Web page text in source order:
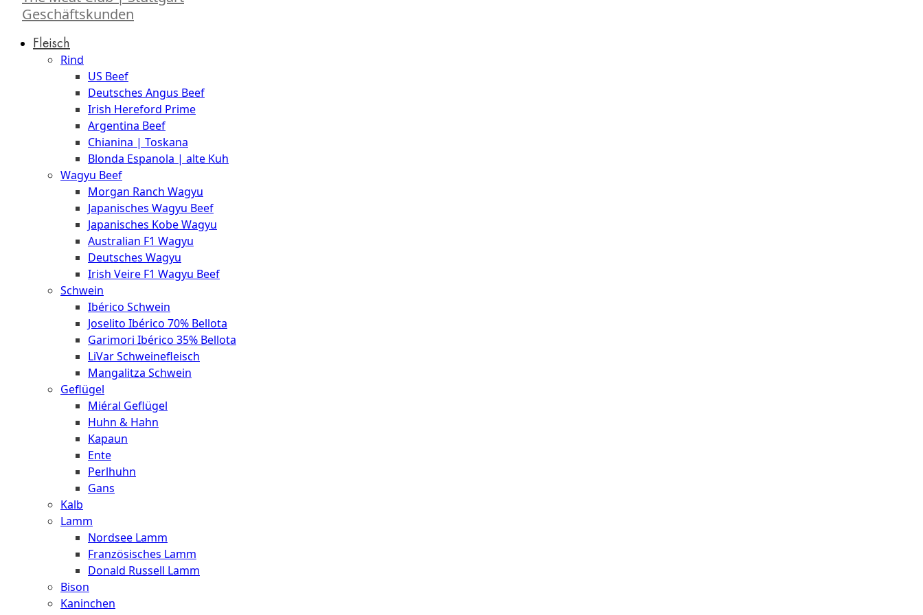
Geschäftskunden
Fleisch
Rind
US Beef
Deutsches Angus Beef
Irish Hereford Prime
Argentina Beef
Chianina | Toskana
Blonda Espanola | alte Kuh
Wagyu Beef
Morgan Ranch Wagyu
Japanisches Wagyu Beef
Japanisches Kobe Wagyu
Australian F1 Wagyu
Deutsches Wagyu
Irish Veire F1 Wagyu Beef
Schwein
Ibérico Schwein
Joselito Ibérico 70% Bellota
Garimori Ibérico 35% Bellota
LiVar Schweinefleisch
Mangalitza Schwein
Geflügel
Miéral Geflügel
Huhn & Hahn
Kapaun
Ente
Perlhuhn
Gans
Kalb
Lamm
Nordsee Lamm
Französisches Lamm
Donald Russell Lamm
Bison
Kaninchen